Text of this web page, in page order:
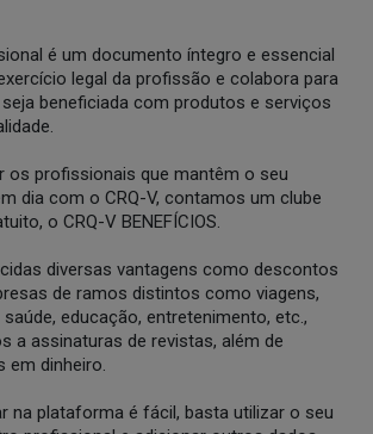
é um documento íntegro e essencial
legal da profissão e colabora para
beneficiada com produtos e serviços
os profissionais que mantêm o seu
dia com o CRQ-V, contamos um clube
o CRQ-V BENEFÍCIOS.
diversas vantagens como descontos
de ramos distintos como viagens,
educação, entretenimento, etc.,
a assinaturas de revistas, além de
em dinheiro.
na plataforma é fácil, basta utilizar o seu